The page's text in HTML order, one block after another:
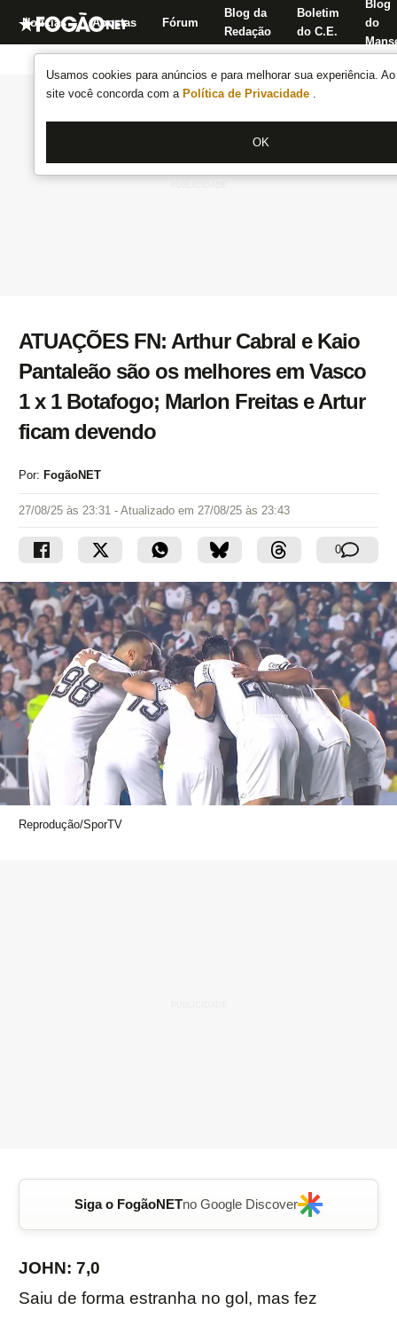
Usamos cookies para anúncios e para melhorar sua experiência.
site você concorda com a Política de Privacidade .
OK
Notícias Apostas Fórum
Blog da
Redação
Boletim
do C.E.
Blog
do
ATUAÇÕES FN: Arthur Cabral e Kaio
Pantaleão são os melhores em Vasco
1 x 1 Botafogo; Marlon Freitas e Artur
ficam devendo
Por: FogãoNET
27/08/25 às 23:31 - Atualizado em 27/08/25 às 23:43
0
Reprodução/SporTV
Siga o FogãoNETno Google Discover
JOHN: 7,0
Saiu de forma estranha no gol, mas fez